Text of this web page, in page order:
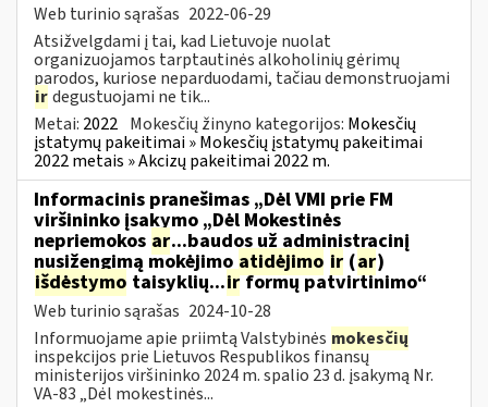
Web turinio sąrašas 2022-06-29
Atsižvelgdami į tai, kad Lietuvoje nuolat
organizuojamos tarptautinės alkoholinių gėrimų
parodos, kuriose neparduodami, tačiau demonstruojami
irdegustuojami ne tik...
Metai: 2022 Mokesčių žinyno kategorijos: Mokesčių
įstatymų pakeitimai » Mokesčių įstatymų pakeitimai
2022 metais » Akcizų pakeitimai 2022 m.
Informacinis pranešimas „Dėl VMI prie FM
viršininko įsakymo „Dėl Mokestinės
nepriemokos ar...baudos už administracinį
nusižengimą mokėjimo atidėjimo ir (ar)
išdėstymo taisyklių...irformų patvirtinimo“
Web turinio sąrašas 2024-10-28
Informuojame apie priimtą Valstybinės mokesčių
inspekcijos prie Lietuvos Respublikos finansų
ministerijos viršininko 2024 m. spalio 23 d. įsakymą Nr.
VA-83 „Dėl mokestinės...